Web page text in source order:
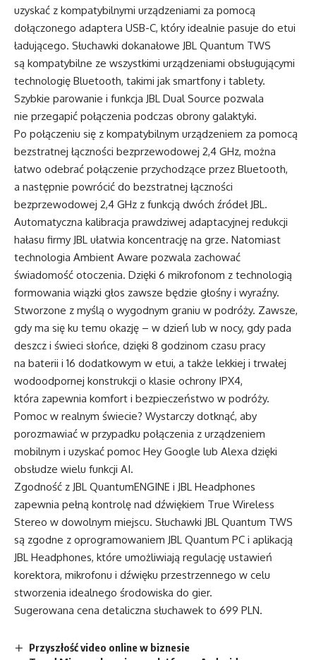
uzyskać z kompatybilnymi urządzeniami za pomocą
dołączonego adaptera USB-C, który idealnie pasuje do etui
ładującego. Słuchawki dokanałowe JBL Quantum TWS
są kompatybilne ze wszystkimi urządzeniami obsługującymi
technologię Bluetooth, takimi jak smartfony i tablety.
Szybkie parowanie i funkcja JBL Dual Source pozwala
nie przegapić połączenia podczas obrony galaktyki.
Po połączeniu się z kompatybilnym urządzeniem za pomocą
bezstratnej łączności bezprzewodowej 2,4 GHz, można
łatwo odebrać połączenie przychodzące przez Bluetooth,
a następnie powrócić do bezstratnej łączności
bezprzewodowej 2,4 GHz z funkcją dwóch źródeł JBL.
Automatyczna kalibracja prawdziwej adaptacyjnej redukcji
hałasu firmy JBL ułatwia koncentrację na grze. Natomiast
technologia Ambient Aware pozwala zachować
świadomość otoczenia. Dzięki 6 mikrofonom z technologią
formowania wiązki głos zawsze będzie głośny i wyraźny.
Stworzone z myślą o wygodnym graniu w podróży. Zawsze,
gdy ma się ku temu okazję – w dzień lub w nocy, gdy pada
deszcz i świeci słońce, dzięki 8 godzinom czasu pracy
na baterii i 16 dodatkowym w etui, a także lekkiej i trwałej
wodoodpornej konstrukcji o klasie ochrony IPX4,
która zapewnia komfort i bezpieczeństwo w podróży.
Pomoc w realnym świecie? Wystarczy dotknąć, aby
porozmawiać w przypadku połączenia z urządzeniem
mobilnym i uzyskać pomoc Hey Google lub Alexa dzięki
obsłudze wielu funkcji AI.
Zgodność z JBL QuantumENGINE i JBL Headphones
zapewnia pełną kontrolę nad dźwiękiem True Wireless
Stereo w dowolnym miejscu. Słuchawki JBL Quantum TWS
są zgodne z oprogramowaniem JBL Quantum PC i aplikacją
JBL Headphones, które umożliwiają regulację ustawień
korektora, mikrofonu i dźwięku przestrzennego w celu
stworzenia idealnego środowiska do gier.
Sugerowana cena detaliczna słuchawek to 699 PLN.
Przyszłość video online w biznesie